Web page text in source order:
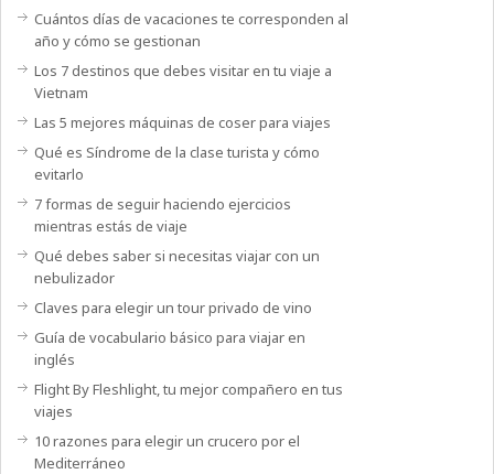
Cuántos días de vacaciones te corresponden al
año y cómo se gestionan
Los 7 destinos que debes visitar en tu viaje a
Vietnam
Las 5 mejores máquinas de coser para viajes
Qué es Síndrome de la clase turista y cómo
evitarlo
7 formas de seguir haciendo ejercicios
mientras estás de viaje
Qué debes saber si necesitas viajar con un
nebulizador
Claves para elegir un tour privado de vino
Guía de vocabulario básico para viajar en
inglés
Flight By Fleshlight, tu mejor compañero en tus
viajes
10 razones para elegir un crucero por el
Mediterráneo